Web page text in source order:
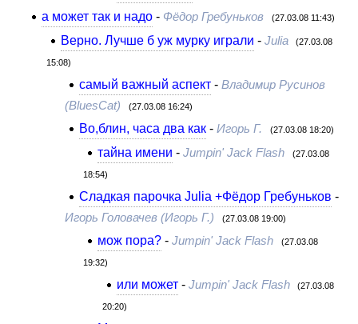
а может так и надо - Фёдор Гребуньков (27.03.08 11:43)
Верно. Лучше б уж мурку играли - Julia (27.03.08
15:08)
самый важный аспект- Владимир Русинов
(BluesCat)
(27.03.08 16:24)
Во,блин, часа два как- Игорь Г. (27.03.08 18:20)
тайна имени -Jumpin' Jack Flash (27.03.08
18:54)
Сладкая парочка Julia +Фёдор Гребуньков -
Игорь Головачев (Игорь Г.) (27.03.08 19:00)
мож пора? -Jumpin' Jack Flash (27.03.08
19:32)
или может- Jumpin' Jack Flash (27.03.08
20:20)